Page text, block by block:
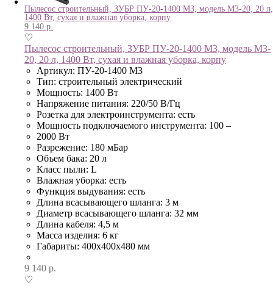
Пылесос строительный, ЗУБР ПУ-20-1400 М3, модель М3-20, 20 л,
1400 Вт, сухая и влажная уборка, корпу
9 140 р.
♡
Пылесос строительный, ЗУБР ПУ-20-1400 М3, модель М3-
20, 20 л, 1400 Вт, сухая и влажная уборка, корпу
Артикул: ПУ-20-1400 М3
Тип: строительный электрический
Мощность: 1400 Вт
Напряжение питания: 220/50 В/Гц
Розетка для электроинструмента: есть
Мощность подключаемого инструмента: 100 –
2000 Вт
Разрежение: 180 мБар
Объем бака: 20 л
Класс пыли: L
Влажная уборка: есть
Функция выдувания: есть
Длина всасывающего шланга: 3 м
Диаметр всасывающего шланга: 32 мм
Длина кабеля: 4,5 м
Масса изделия: 6 кг
Габариты: 400х400х480 мм
9 140 р.
♡